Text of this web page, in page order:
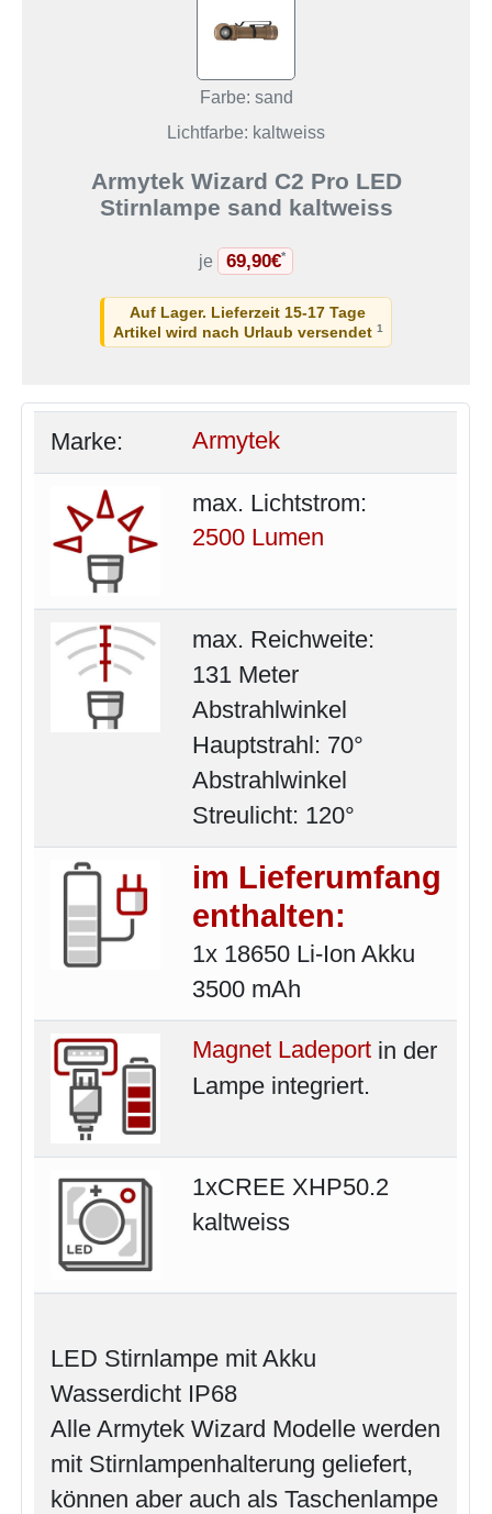
Farbe: sand
Lichtfarbe: kaltweiss
Armytek Wizard C2 Pro LED
Stirnlampe sand kaltweiss
je 69,90€*
Auf Lager. Lieferzeit 15-17 Tage
Artikel wird nach Urlaub versendet 1
Marke: Armytek
max. Lichtstrom:
2500 Lumen
max. Reichweite:
131 Meter
Abstrahlwinkel
Hauptstrahl: 70°
Abstrahlwinkel
Streulicht: 120°
im Lieferumfang
enthalten:
1x 18650 Li-Ion Akku
3500 mAh
Magnet Ladeportin der
Lampe integriert.
1xCREE XHP50.2
kaltweiss
LED Stirnlampe mit Akku
Wasserdicht IP68
Alle Armytek Wizard Modelle werden
mit Stirnlampenhalterung geliefert,
können aber auch als Taschenlampe